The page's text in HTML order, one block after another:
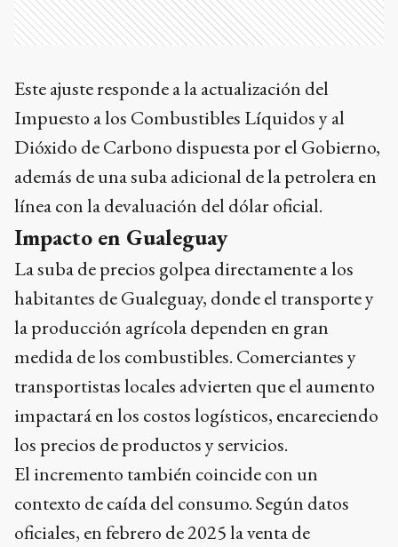
Este ajuste responde a la actualización del
Impuesto a los Combustibles Líquidos y al
Dióxido de Carbono dispuesta por el Gobierno,
además de una suba adicional de la petrolera en
línea con la devaluación del dólar oficial.
Impacto en Gualeguay
La suba de precios golpea directamente a los
habitantes de Gualeguay, donde el transporte y
la producción agrícola dependen en gran
medida de los combustibles. Comerciantes y
transportistas locales advierten que el aumento
impactará en los costos logísticos, encareciendo
los precios de productos y servicios.
El incremento también coincide con un
contexto de caída del consumo. Según datos
oficiales, en febrero de 2025 la venta de